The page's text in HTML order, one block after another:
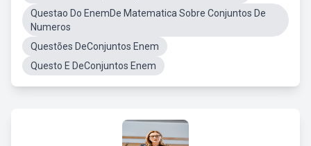
Questao Do EnemDe Matematica Sobre Conjuntos De
Numeros
Questões DeConjuntos Enem
Questo E DeConjuntos Enem